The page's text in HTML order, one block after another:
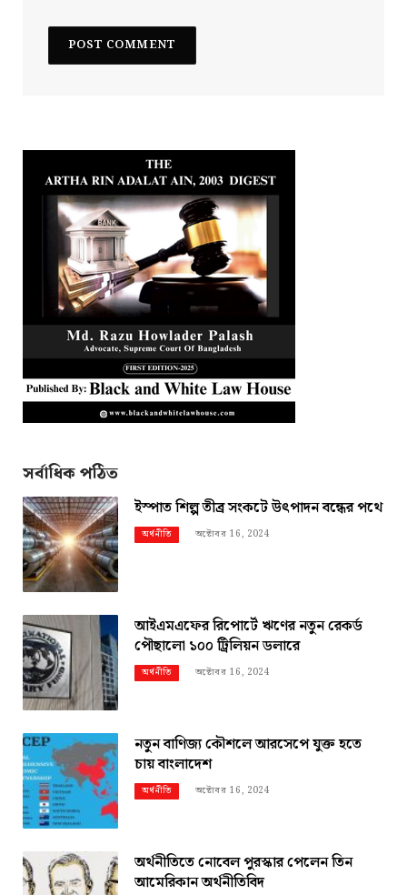
সর্বাধিক পঠিত
ইস্পাত শিল্প তীব্র সংকটে উৎপাদন বন্ধের পথে
অর্থনীতি অক্টোবর 16, 2024
আইএমএফের রিপোর্টে ঋণের নতুন রেকর্ড
পৌছালো ১০০ ট্রিলিয়ন ডলারে
অর্থনীতি অক্টোবর 16, 2024
নতুন বাণিজ্য কৌশলে আরসেপে যুক্ত হতে
চায় বাংলাদেশ
অর্থনীতি অক্টোবর 16, 2024
অর্থনীতিতে নোবেল পুরস্কার পেলেন তিন
আমেরিকান অর্থনীতিবিদ